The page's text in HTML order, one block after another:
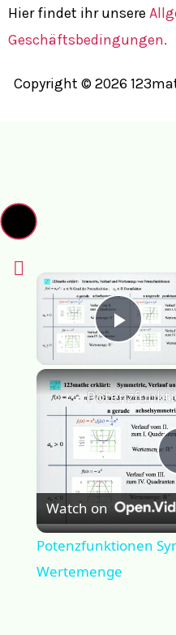
Hier findet ihr unsere
Geschäftsbedingungen.
Copyright © 2026
Play
Watch on
Potenzfunktionen
Wertemenge